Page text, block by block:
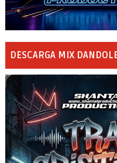
DESCARGA MIX